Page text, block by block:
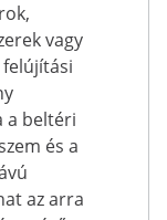
vagy
a beltéri
és a
az arra